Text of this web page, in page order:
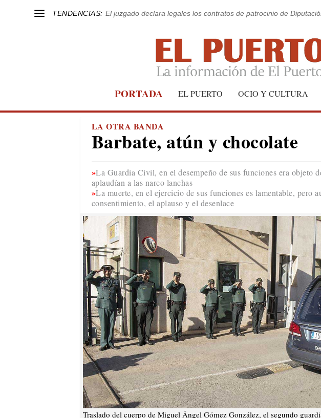
TENDENCIAS: El juzgado declara legales los contratos de patrocinio de
PORTADA EL PUERTO OCIO Y CULTURA
LA OTRA BANDA
Barbate, atún y chocolate
La Guardia Civil, en el desempeño de sus funciones era objeto
aplaudían a las narco lanchas
La muerte, en el ejercicio de sus funciones es lamentable, pero
consentimiento, el aplauso y el desenlace
Traslado del cuerpo de Miguel Ángel Gómez González, el segundo